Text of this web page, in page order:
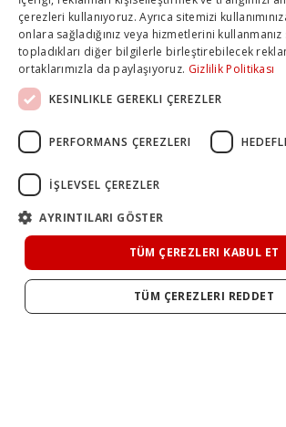
çerezleri kullanıyoruz. Ayrıca sitemizi
onlara sağladığınız veya hizmetlerini
topladıkları diğer bilgilerle birleştirebilecek
ortaklarımızla da paylaşıyoruz. Gizlilik Politikası
KESINLIKLE GEREKLI ÇEREZLER
PERFORMANS ÇEREZLERI
İŞLEVSEL ÇEREZLER
AYRINTILARI GÖSTER
TÜM ÇEREZLERI KABUL ET
TÜM ÇEREZLERI REDDET